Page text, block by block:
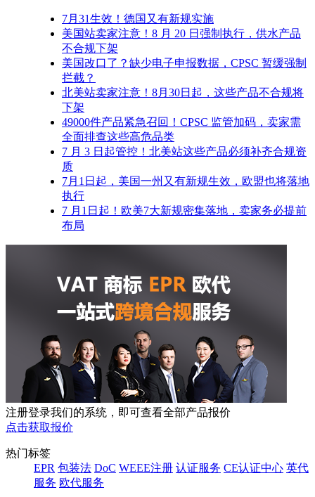
7月31生效！德国又有新规实施
美国站卖家注意！8 月 20 日强制执行，供水产品
不合规下架
美国改口了？缺少电子申报数据，CPSC 暂缓强制
拦截？
北美站卖家注意！8月30日起，这些产品不合规将
下架
49000件产品紧急召回！CPSC 监管加码，卖家需
全面排查这些高危品类
7 月 3 日起管控！北美站这些产品必须补齐合规资
质
7月1日起，美国一州又有新规生效，欧盟也将落地
执行
7 月1日起！欧美7大新规密集落地，卖家务必提前
布局
注册登录我们的系统，即可查看全部产品报价
点击获取报价
热门标签
EPR 包装法 DoC WEEE注册 认证服务 CE认证中心 英代
服务 欧代服务